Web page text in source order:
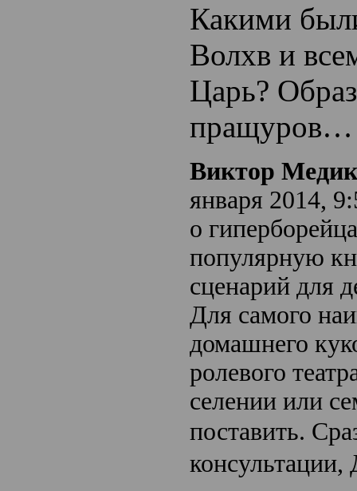
Какими
Волхв и
Царь?
Виктор
января 2014,
о
популярную
сценарий для
Для самого
домашнего
ролевого
селении или
поставить. С